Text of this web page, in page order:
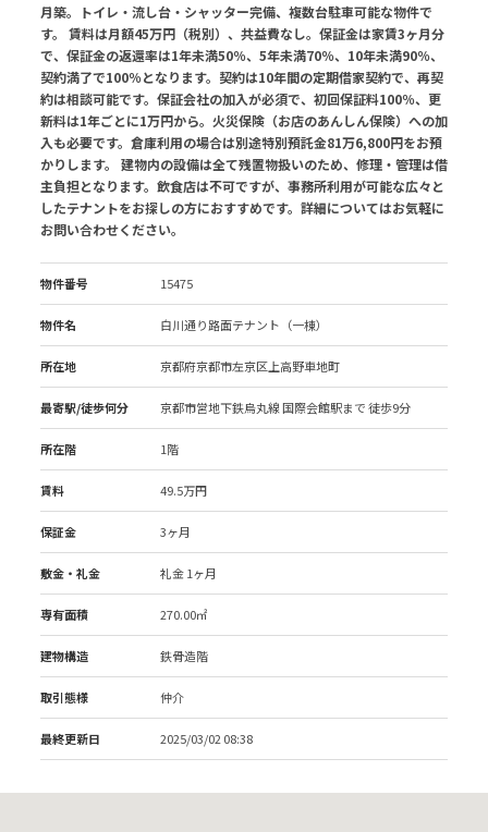
月築。トイレ・流し台・シャッター完備、複数台駐車可能な物件で
す。 賃料は月額45万円（税別）、共益費なし。保証金は家賃3ヶ月分
で、保証金の返還率は1年未満50％、5年未満70％、10年未満90％、
契約満了で100％となります。契約は10年間の定期借家契約で、再契
約は相談可能です。保証会社の加入が必須で、初回保証料100％、更
新料は1年ごとに1万円から。火災保険（お店のあんしん保険）への加
入も必要です。倉庫利用の場合は別途特別預託金81万6,800円をお預
かりします。 建物内の設備は全て残置物扱いのため、修理・管理は借
主負担となります。飲食店は不可ですが、事務所利用が可能な広々と
したテナントをお探しの方におすすめです。詳細についてはお気軽に
お問い合わせください。
物件番号 15475
物件名 白川通り路面テナント（一棟）
所在地 京都府京都市左京区上高野車地町
最寄駅/徒歩何分 京都市営地下鉄烏丸線 国際会館駅まで 徒歩9分
所在階 1階
賃料 49.5万円
保証金 3ヶ月
敷金・礼金 礼金 1ヶ月
専有面積 270.00㎡
建物構造 鉄骨造階
取引態様 仲介
最終更新日 2025/03/02 08:38